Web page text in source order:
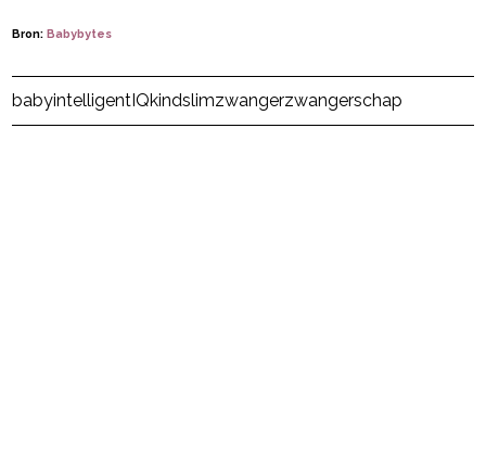
Bron:Babybytes
Post Views: 3.431
babyintelligentIQkindslimzwangerzwangerschap